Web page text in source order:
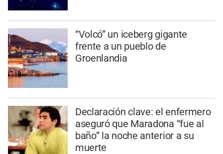
“Volcó” un iceberg gigante
frente a un pueblo de
Groenlandia
Declaración clave: el enfermero
aseguró que Maradona “fue al
baño” la noche anterior a su
muerte